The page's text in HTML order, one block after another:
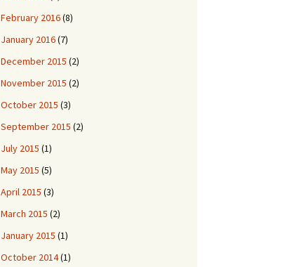
February 2016(8)
January 2016(7)
December 2015 (2)
November 2015 (2)
October 2015 (3)
September 2015 (2)
July 2015 (1)
May 2015 (5)
April 2015 (3)
March 2015 (2)
January 2015 (1)
October 2014(1)